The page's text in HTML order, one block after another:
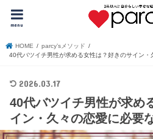
menu
HOME
parcy’sメソッド
40代バツイチ男性が求める女性は？好きのサイン・
2026.03.17
40代バツイチ男性が求め
イン・久々の恋愛に必要